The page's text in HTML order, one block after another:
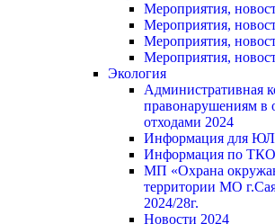
Мероприятия,
Мероприятия,
Мероприятия,
Мероприятия,
Экология
Административная
правонарушениям в
отходами 2024
Информация для
Информация по ТКО
МП «Охрана
территории МО
2024/28г.
Новости 2024